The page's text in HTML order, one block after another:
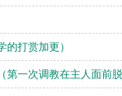
的打赏加更）
第一次调教在主人面前脱